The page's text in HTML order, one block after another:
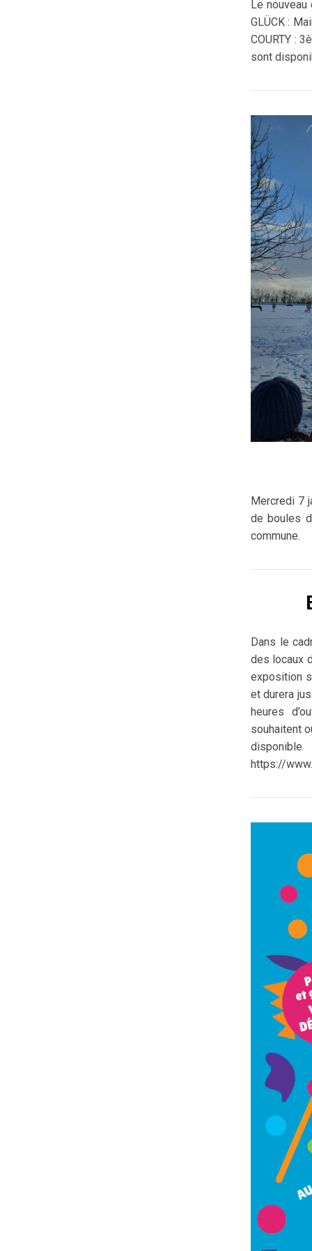
Le
GLÜCK :
COURTY :
sont
Mercredi 7
de boules
commune.
Dans le
des locaux
exposition
et durera
heures
souhaitent
https://